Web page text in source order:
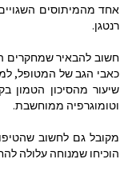
אחד מהמיתוסים
רנטגן.
חשוב להבאיר שמחקרים
כאבי הגב של המטופל,
שיעור מהסיכון הטמון
וטומוגרפיה ממוחשבת.
מקובל גם לחשוב
הוכיחו שמנוחה עלולה